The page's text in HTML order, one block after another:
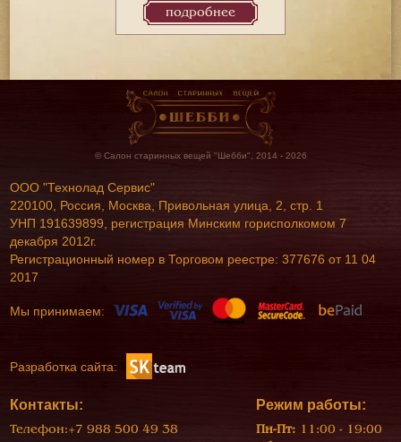
подробнее
© Салон старинных вещей "Шебби", 2014 - 2026
ООО "Технолад Сервис"
220100, Россия, Москва, Привольная улица, 2, стр. 1
УНП 191639899, регистрация Минским горисполкомом 7
декабря 2012г.
Регистрационный номер в Торговом реестре: 377676 от 11 04
2017
Мы принимаем:
Разработка сайта:
Контакты:
Телефон:+7 988 500 49 38
Режим работы:
Пн-Пт: 11:00 - 19:00